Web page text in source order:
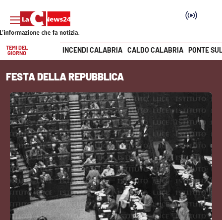
SEZIONI
Cronaca
Politica
Attualità
Economia e lavoro
Italia Mondo
Vai
TEMI DEL
GIORNO
INCENDI CALABRIA CALDO CALABRIA PONTE
FESTA DELLA REPUBBLICA